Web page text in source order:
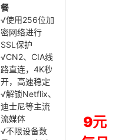
餐
√使用256位加
密网络进行
SSL保护
√CN2、CIA线
路直连，4K秒
开，高速稳定
√解锁Netflix、
迪士尼等主流
流媒体
√不限设备数
9元